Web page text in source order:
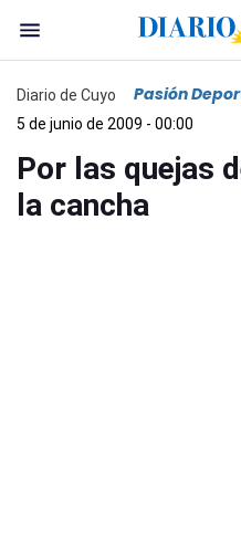
Diario de Cuyo Pasión
5 de junio de 2009 - 00:00
Por las quejas
la cancha